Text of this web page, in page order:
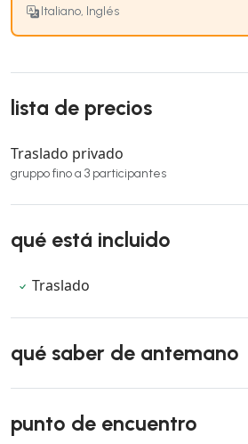
Italiano, Inglés
lista de precios
Traslado privado
gruppo fino a 3 participantes
qué está incluido
Traslado
qué saber de antemano
punto de encuentro